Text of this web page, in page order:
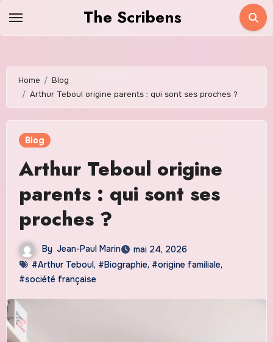
The Scribens
Home
Blog
Arthur Teboul origine parents : qui sont ses proches ?
Blog
Arthur Teboul origine
parents : qui sont ses
proches ?
By Jean-Paul Marin
mai 24, 2026
#Arthur Teboul, #Biographie, #origine familiale,
#société française